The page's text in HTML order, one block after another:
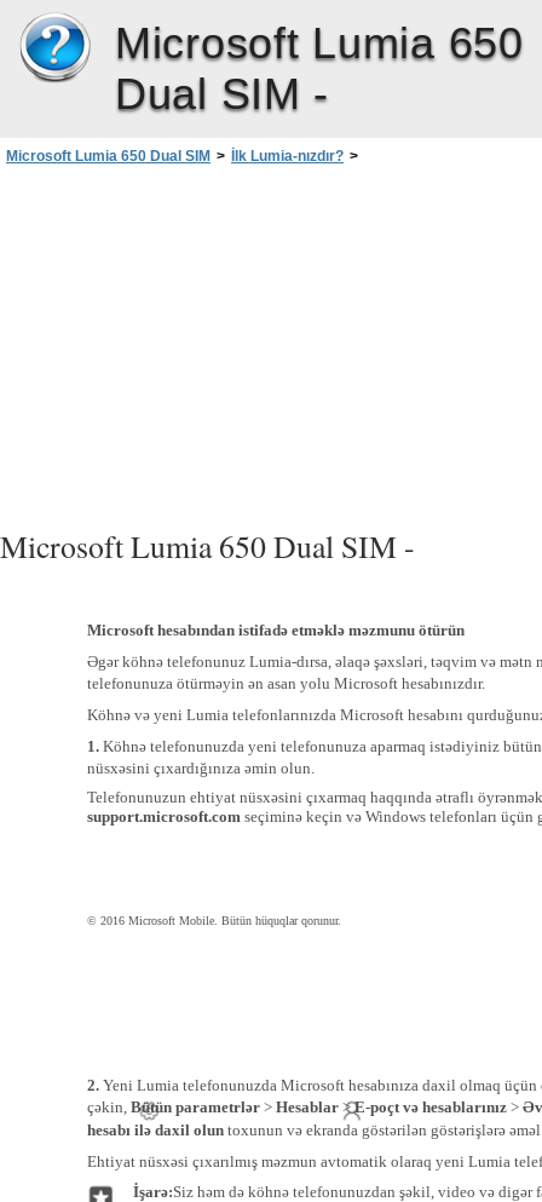
Microsoft Lumia 650
Dual SIM -
Microsoft Lumia 650 Dual SIM > İlk Lumia-nızdır? >
Microsoft Lumia 650 Dual SIM -
Microsoft hesabından istifadə etməklə məzmunu ötürün
Əgər köhnə telefonunuz Lumia-dırsa, əlaqə şəxsləri, təqvim və mətn
telefonunuza ötürməyin ən asan yolu Microsoft hesabınızdır.
Köhnə və yeni Lumia telefonlarınızda Microsoft hesabını
1. Köhnə telefonunuzda yeni telefonunuza aparmaq istədiyiniz
nüsxəsini çıxardığınıza əmin olun.
Telefonunuzun ehtiyat nüsxəsini çıxarmaq haqqında ətraflı
support.microsoft.com seçiminə keçin və Windows telefonları üçün
© 2016 Microsoft Mobile. Bütün hüquqlar qorunur.
2. Yeni Lumia telefonunuzda Microsoft hesabınıza daxil olmaq üçün
çəkin, Bütün parametrlər > Hesablar >E-poçt və hesablarınız >
hesabı ilə daxil olun toxunun və ekranda göstərilən göstərişlərə
Ehtiyat nüsxəsi çıxarılmış məzmun avtomatik olaraq yeni Lumia
İşarə:Siz həm də köhnə telefonunuzdan şəkil, video və digər